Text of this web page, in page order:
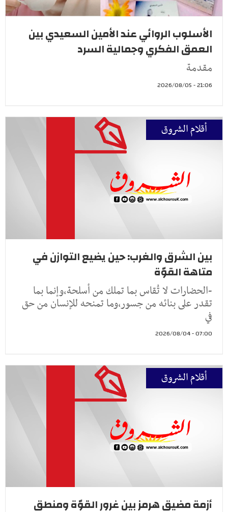
الأسلوب الروائي عند الأمين السعيدي بين
العمق الفكري وجمالية السرد
مقدمة
21:06 - 2026/08/05
أقلام الشروق
بين الشرق والغرب: حين يضيع التوازن في
متاهة القوّة
-الحضارات لا تُقاس بما تملك من أسلحة،وإنما بما
تقدر على بنائه من جسور،وما تمنحه للإنسان من حق
في
07:00 - 2026/08/04
أقلام الشروق
أزمة مضيق هرمز بين غرور القوّة ومنطق